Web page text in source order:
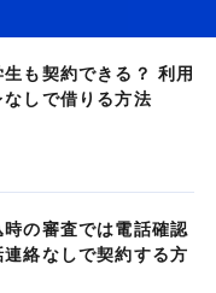
も契約できる？ 利用
しで借りる方法
の審査では電話確認
絡なしで契約する方